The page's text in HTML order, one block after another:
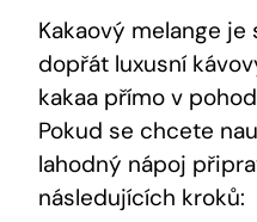
Kakaový melange
dopřát luxusní
kakaa přímo v
Pokud se chcete
lahodný nápoj
následujících kroků: